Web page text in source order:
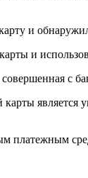
и
и
с
платежным